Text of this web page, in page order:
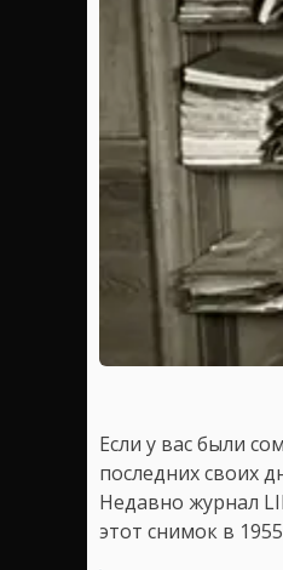
Если у вас были
последних своих
Недавно журнал
этот снимок в